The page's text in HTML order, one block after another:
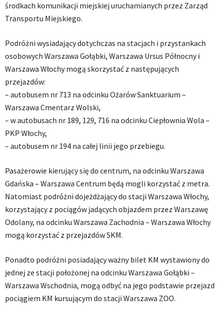
środkach komunikacji miejskiej uruchamianych przez Zarząd
Transportu Miejskiego.
Podróżni wysiadający dotychczas na stacjach i przystankach
osobowych Warszawa Gołąbki, Warszawa Ursus Północny i
Warszawa Włochy mogą skorzystać z następujących
przejazdów:
– autobusem nr 713 na odcinku Ożarów Sanktuarium –
Warszawa Cmentarz Wolski,
– w autobusach nr 189, 129, 716 na odcinku Ciepłownia Wola –
PKP Włochy,
– autobusem nr 194 na całej linii jego przebiegu.
Pasażerowie kierujący się do centrum, na odcinku Warszawa
Gdańska – Warszawa Centrum będą mogli korzystać z metra.
Natomiast podróżni dojeżdżający do stacji Warszawa Włochy,
korzystający z pociągów jadących objazdem przez Warszawę
Odolany, na odcinku Warszawa Zachodnia – Warszawa Włochy
mogą korzystać z przejazdów SKM.
Ponadto podróżni posiadający ważny bilet KM wystawiony do
jednej ze stacji położonej na odcinku Warszawa Gołąbki –
Warszawa Wschodnia, mogą odbyć na jego podstawie przejazd
pociągiem KM kursującym do stacji Warszawa ZOO.